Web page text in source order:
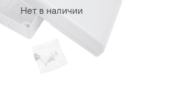
Нет в наличии